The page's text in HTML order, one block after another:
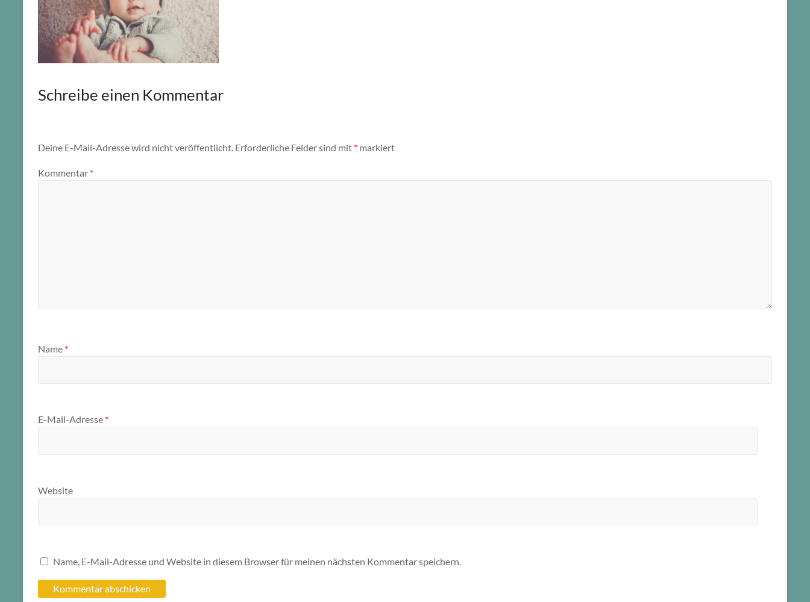
Schreibe einen Kommentar
Deine E-Mail-Adresse wird nicht veröffentlicht. Erforderliche Felder sind mit * markiert
Kommentar *
Name *
E-Mail-Adresse *
Website
Name, E-Mail-Adresse und Website in diesem Browser für meinen nächsten Kommentar speichern.